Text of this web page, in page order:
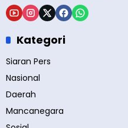
Kategori
Siaran Pers
Nasional
Daerah
Mancanegara